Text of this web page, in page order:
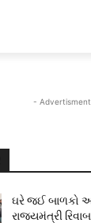
-
ઘરે જઈ બાળકો
રાજ્યમંત્રી